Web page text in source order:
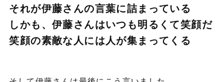
それが伊藤さんの言葉に詰まっている
しかも、伊藤さんはいつも明るくて笑顔だ
笑顔の素敵な人には人が集まってくる